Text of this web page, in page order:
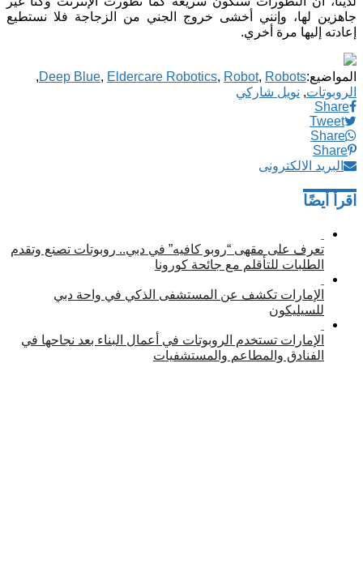
جاهزين لها، وإنني أخشى خروج الجني من الزجاجة فلا نستطيع
إعادته إليها مرة أخري.
المواضيع: Deep Blue, Eldercare Robotics, Robot, Robots
,
الروبوتات, نويل شاركي
Share
Tweet
Share
Share
البريد الالكترونى
اقرأ أيضًا
تعرف على مقهى “روبو كافيه” في دبي.. روبوتات تصنع وتقدم
الطلبات للتأقلم مع جائحة كورونا
الإمارات تكشف عن المستشفى الذكي في واحة دبي
للسيليكون
الإمارات تستخدم الروبوتات في أعمال البناء بعد نجاحها في
الفنادق والمطاعم والمستشفيات